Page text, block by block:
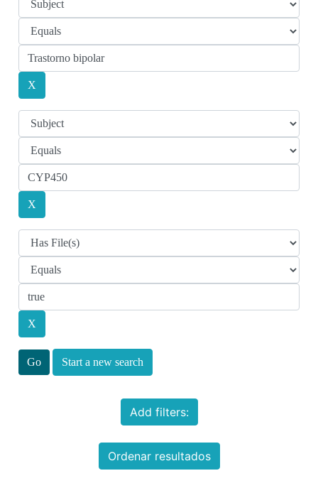
Start a new search
Add filters:
Ordenar resultados